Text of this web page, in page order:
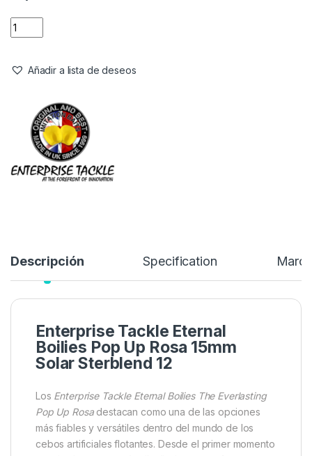
Pop Up Rosa 15mm Solar Sterblend
12
Referencia del Proveedor:
6,20€
Descripción Specification